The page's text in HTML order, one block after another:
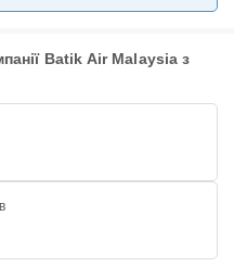
Batik Air Malaysia з